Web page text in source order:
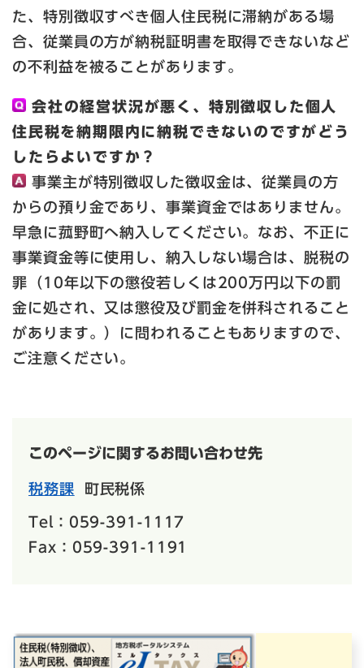
た、特別徴収すべき個人住民税に滞納がある場
合、従業員の方が納税証明書を取得できないなど
の不利益を被ることがあります。
会社の経営状況が悪く、特別徴収した個人
住民税を納期限内に納税できないのですがどう
したらよいですか？
事業主が特別徴収した徴収金は、従業員の方
からの預り金であり、事業資金ではありません。
早急に菰野町へ納入してください。なお、不正に
事業資金等に使用し、納入しない場合は、脱税の
罪（10年以下の懲役若しくは200万円以下の罰
金に処され、又は懲役及び罰金を併科されること
があります。）に問われることもありますので、
ご注意ください。
このページに関するお問い合わせ先
税務課 町民税係
Tel：059-391-1117
Fax：059-391-1191